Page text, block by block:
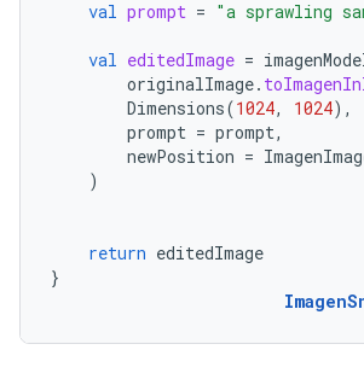
val prompt = "a sprawling
val editedImage =
originalImage.
Dimensions(1024, 1024),
prompt = prompt,
newPosition =
)
return editedImage
}